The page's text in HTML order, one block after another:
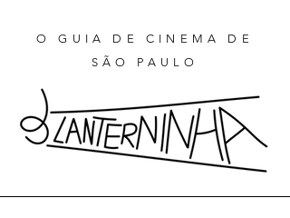
O GUIA DE CINEMA DE
SÃO PAULO